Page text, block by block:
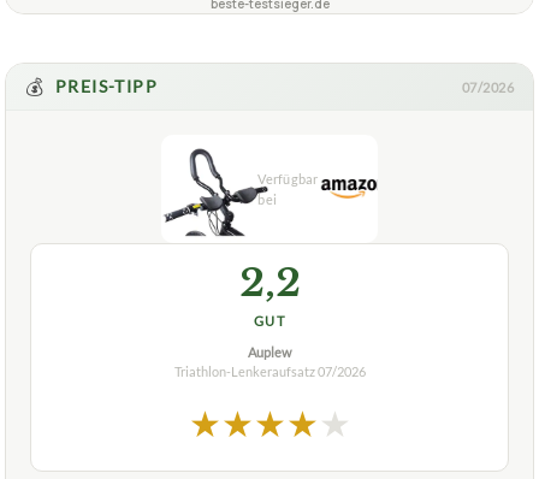
beste-testsieger.de
💰 PREIS-TIPP 07/2026
2,2
GUT
Auplew
Triathlon-Lenkeraufsatz07/2026
★★★★★